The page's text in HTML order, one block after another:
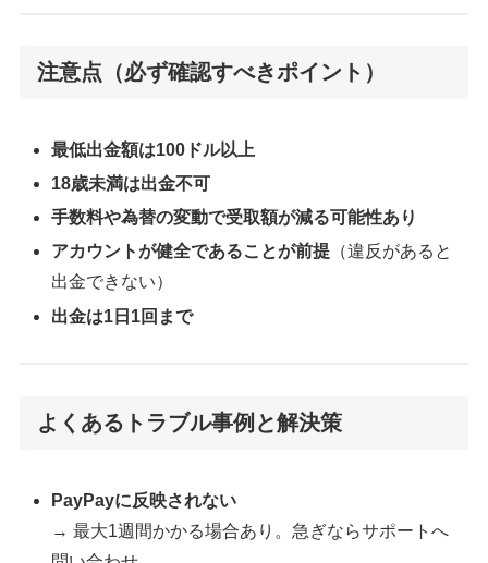
注意点（必ず確認すべきポイント）
最低出金額は100ドル以上
18歳未満は出金不可
手数料や為替の変動で受取額が減る可能性あり
アカウントが健全であることが前提 （違反があると
出金できない）
出金は1日1回まで
よくあるトラブル事例と解決策
PayPayに反映されない
→ 最大1週間かかる場合あり。急ぎならサポートへ